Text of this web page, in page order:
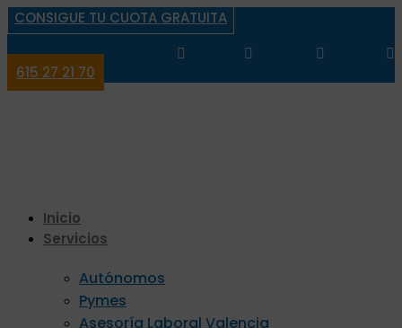
CONSIGUE TU CUOTA GRATUITA
615 27 21 70
Inicio
Servicios
Autónomos
Pymes
Asesoría Laboral Valencia